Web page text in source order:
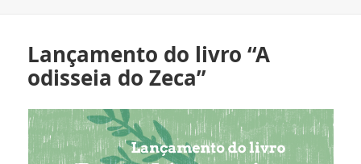
Lançamento do livro “A
odisseia do Zeca”